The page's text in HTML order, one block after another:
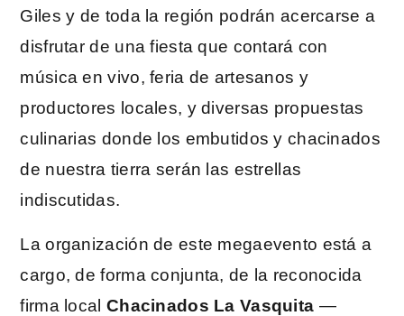
Giles y de toda la región podrán acercarse a
disfrutar de una fiesta que contará con
música en vivo, feria de artesanos y
productores locales, y diversas propuestas
culinarias donde los embutidos y chacinados
de nuestra tierra serán las estrellas
indiscutidas.
La organización de este megaevento está a
cargo, de forma conjunta, de la reconocida
firma local Chacinados La Vasquita —